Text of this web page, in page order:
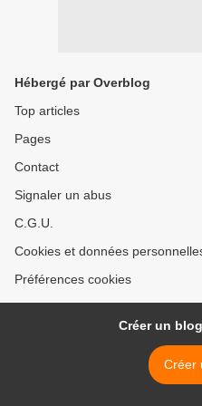
Hébergé par Overblog
Top articles
Pages
Contact
Signaler un abus
C.G.U.
Cookies et données
Préférences cookies
Créer un
Créer